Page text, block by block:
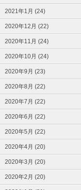
2021年1月 (24)
2020年12月 (22)
2020年11月 (24)
2020年10月 (24)
2020年9月 (23)
2020年8月 (22)
2020年7月 (22)
2020年6月 (22)
2020年5月 (22)
2020年4月 (20)
2020年3月 (20)
2020年2月 (20)